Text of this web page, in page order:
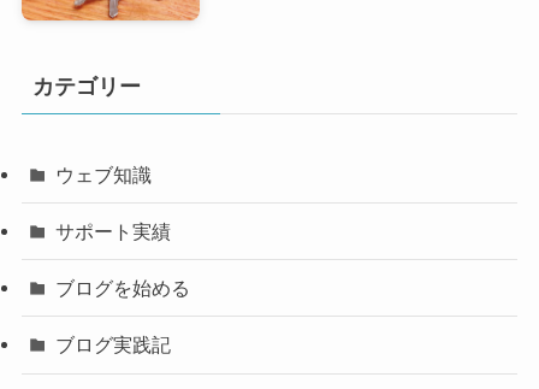
カテゴリー
ウェブ知識
サポート実績
ブログを始める
ブログ実践記